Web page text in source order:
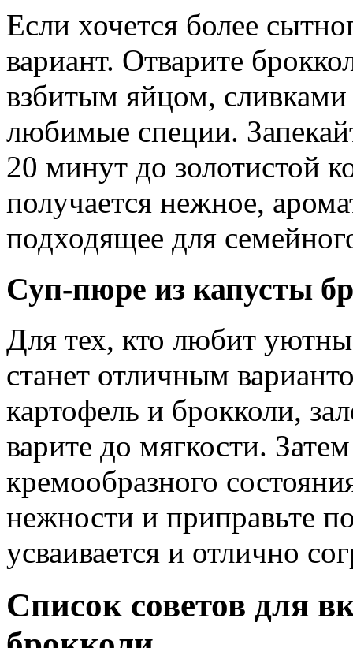
Если хочется более
вариант. Отварите
взбитым яйцом,
любимые специи.
20 минут до золотистой
получается нежное,
подходящее для
Суп-пюре из капусты
Для тех, кто любит
станет отличным
картофель и брокколи,
варите до мягкости.
кремообразного
нежности и приправьте
усваивается и отлично
Список советов для